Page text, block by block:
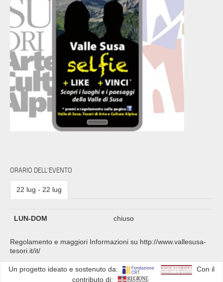
ORARIO DELL'EVENTO
22 lug - 22 lug
LUN-DOM chiuso
Regolamento e maggiori Informazioni su http://www.vallesusa-
tesori.it/it/
Un progetto ideato e sostenuto da:
Con il
contributo di: